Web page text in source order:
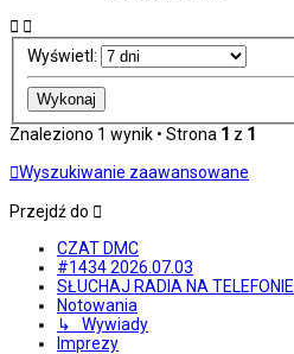
Wyświetl:
Znaleziono 1 wynik • Strona 1 z 1
Wyszukiwanie zaawansowane
Przejdź do
CZAT DMC
#1434 2026.07.03
SŁUCHAJ RADIA NA TELEFONIE
Notowania
↳ Wywiady
Imprezy